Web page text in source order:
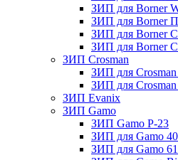
ЗИП для Borner
ЗИП для Borner
ЗИП для Borner
ЗИП для Borner
ЗИП Crosman
ЗИП для Crosman
ЗИП для
ЗИП Evanix
ЗИП Gamo
ЗИП Gamo P-23
ЗИП для Gamo
ЗИП для Gamo